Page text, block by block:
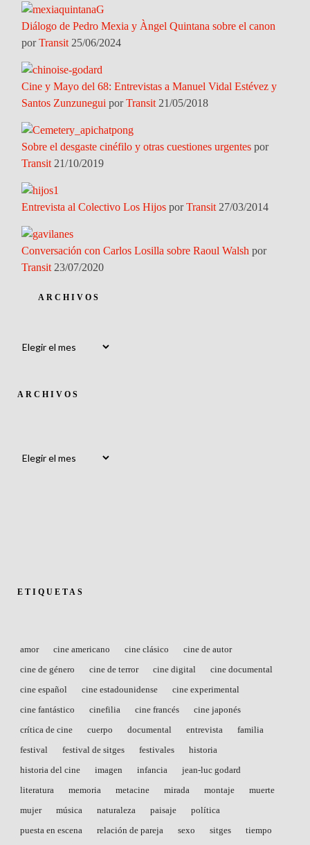
Diálogo de Pedro Mexia y Àngel Quintana sobre el canon
porTransit 25/06/2024
Cine y Mayo del 68: Entrevistas a Manuel Vidal Estévez y
Santos Zunzunegui porTransit 21/05/2018
Sobre el desgaste cinéfilo y otras cuestiones urgentes por
Transit 21/10/2019
Entrevista al Colectivo Los Hijos porTransit 27/03/2014
Conversación con Carlos Losilla sobre Raoul Walsh por
Transit 23/07/2020
ARCHIVOS
ARCHIVOS
ETIQUETAS
amor cine americano cine clásico
cine de autor
cine de género
cine de terror cine digital
cine documental
cine español
cine estadounidense
cine experimental
cine fantástico
cinefilia cine francés
cine japonés
crítica de cine
cuerpo documental entrevista
familia
festival
festival de sitges festivales
historia
historia del cine
imagen infancia
jean-luc godard
literatura
memoria metacine mirada montaje
muerte
mujer
música naturaleza paisaje
política
puesta en escena
relación de pareja sexo sitges
tiempo